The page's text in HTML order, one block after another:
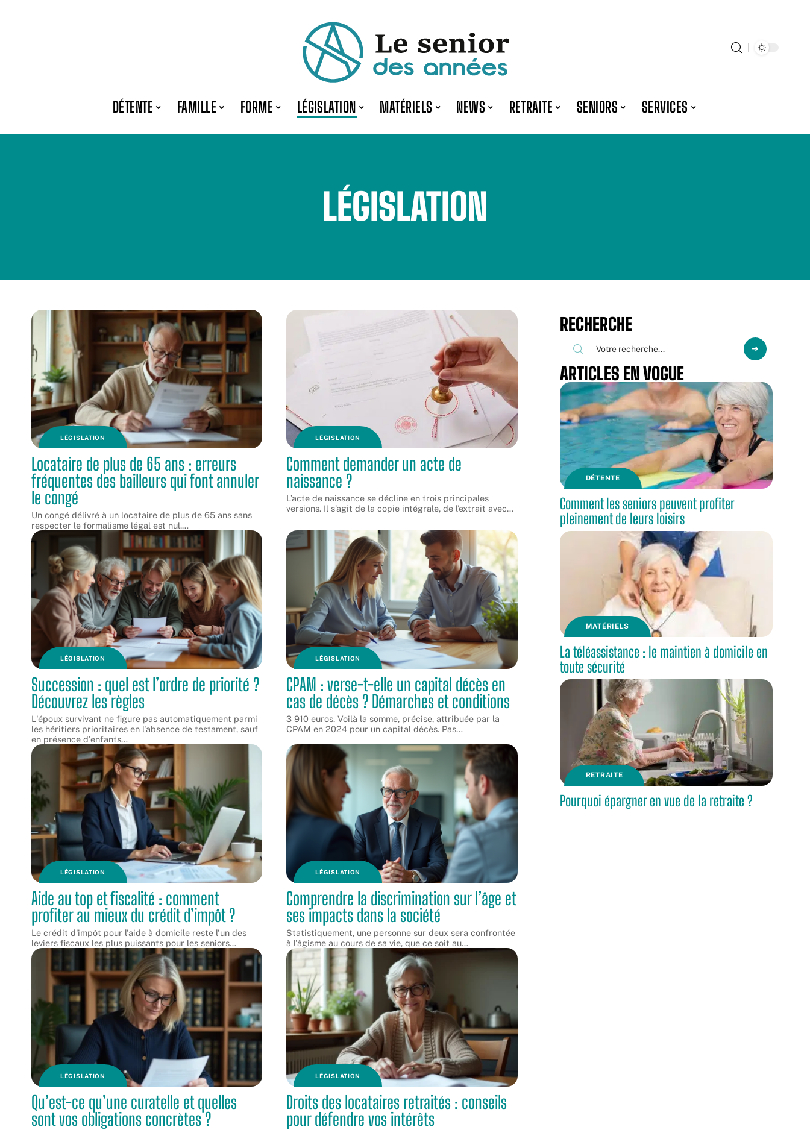
DÉTENTE FAMILLE FORME LÉGISLATION MATÉRIELS NEWS RETRAITE SENIORS SERVICES
LÉGISLATION
LÉGISLATION
Locataire de plus de 65 ans : erreurs
fréquentes des bailleurs qui font annuler
le congé
Un congé délivré à un locataire de plus de 65 ans sans
respecter le formalisme légal est nul.…
LÉGISLATION
Comment demander un acte de
naissance ?
L’acte de naissance se décline en trois principales
versions. Il s’agit de la copie intégrale, de l’extrait avec…
LÉGISLATION
Succession : quel est l’ordre de priorité ?
Découvrez les règles
L'époux survivant ne figure pas automatiquement parmi
les héritiers prioritaires en l'absence de testament, sauf
en présence d'enfants…
LÉGISLATION
CPAM : verse-t-elle un capital décès en
cas de décès ? Démarches et conditions
3 910 euros. Voilà la somme, précise, attribuée par la
CPAM en 2024 pour un capital décès. Pas…
LÉGISLATION
Aide au top et fiscalité : comment
profiter au mieux du crédit d’impôt ?
Le crédit d'impôt pour l'aide à domicile reste l'un des
leviers fiscaux les plus puissants pour les seniors…
LÉGISLATION
Comprendre la discrimination sur l’âge et
ses impacts dans la société
Statistiquement, une personne sur deux sera confrontée
à l'âgisme au cours de sa vie, que ce soit au…
LÉGISLATION
Qu’est-ce qu’une curatelle et quelles
sont vos obligations concrètes ?
LÉGISLATION
Droits des locataires retraités : conseils
pour défendre vos intérêts
RECHERCHE
ARTICLES EN VOGUE
DÉTENTE
Comment les seniors peuvent profiter
pleinement de leurs loisirs
MATÉRIELS
La téléassistance : le maintien à domicile en
toute sécurité
RETRAITE
Pourquoi épargner en vue de la retraite ?